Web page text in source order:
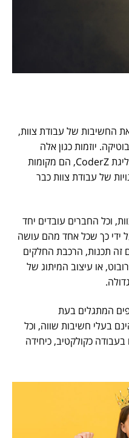
החשיבות של עבודת צוות,
יוזמות כגון אלה
שאורגנו על ידי לגו, VEX, או אפילו ליגת CoderZ, הם מקומות
של עבודת צוות כבר
וכל החברים עובדים יחד
ידי כך שכל אחד מהם עושה
זה תכנות, הרכבת החלקים
או עיצוב המיתוג של
המתגלים בעת
בעלי חשיבות שווה, וכל
כקולקטיב, כיחידה